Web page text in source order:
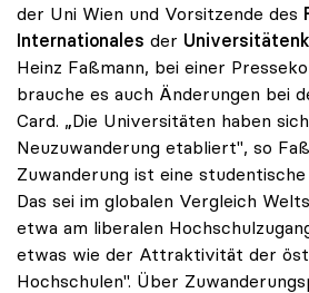
der Uni Wien und Vorsitzende des
Internationales der
Heinz Faßmann, bei einer
brauche es auch Änderungen bei
Card. „Die Universitäten haben
Neuzuwanderung etabliert", so
Zuwanderung ist eine
Das sei im globalen Vergleich
etwa am liberalen
etwas wie der Attraktivität der
Hochschulen". Über